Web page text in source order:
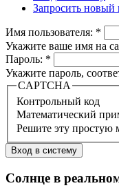
Запросить новый
Имя пользователя: *
Укажите ваше имя на
Пароль: *
Укажите пароль,
CAPTCHA
Контрольный код
Математический
Решите эту простую
Солнце в